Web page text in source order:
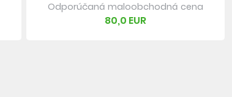
Odporúčaná maloobchodná cena
80,0 EUR